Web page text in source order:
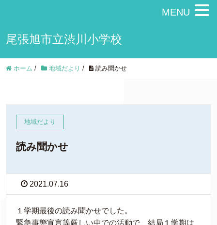
尾張旭市立渋川小学校
ホーム / 地域だより / 読み聞かせ
地域だより
読み聞かせ
2021.07.16
１学期最後の読み聞かせでした。
緊急事態宣言等厳しい中での活動で、結局１学期は
MENU